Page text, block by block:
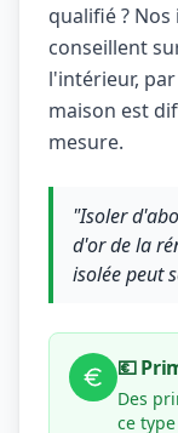
qualifié ?
conseillent
l'intérieur,
maison est
mesure.
"Isoler
d'or de la
isolée peut
💶
Des
ce